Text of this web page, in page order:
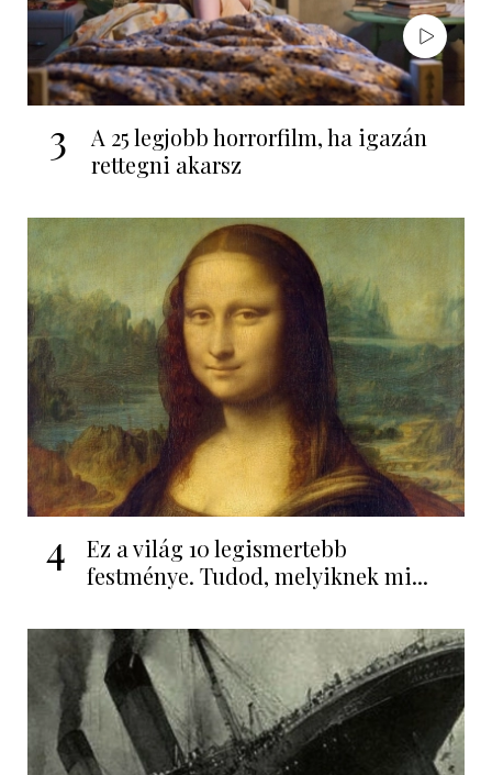
3
A 25 legjobb horrorfilm, ha igazán
rettegni akarsz
4
Ez a világ 10 legismertebb
festménye. Tudod, melyiknek mi...